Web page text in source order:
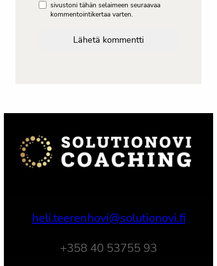
sivustoni tähän selaimeen seuraavaa
kommentointikertaa varten.
heli.teerenhovi@solutionovi.fi
+358 40 53755 93